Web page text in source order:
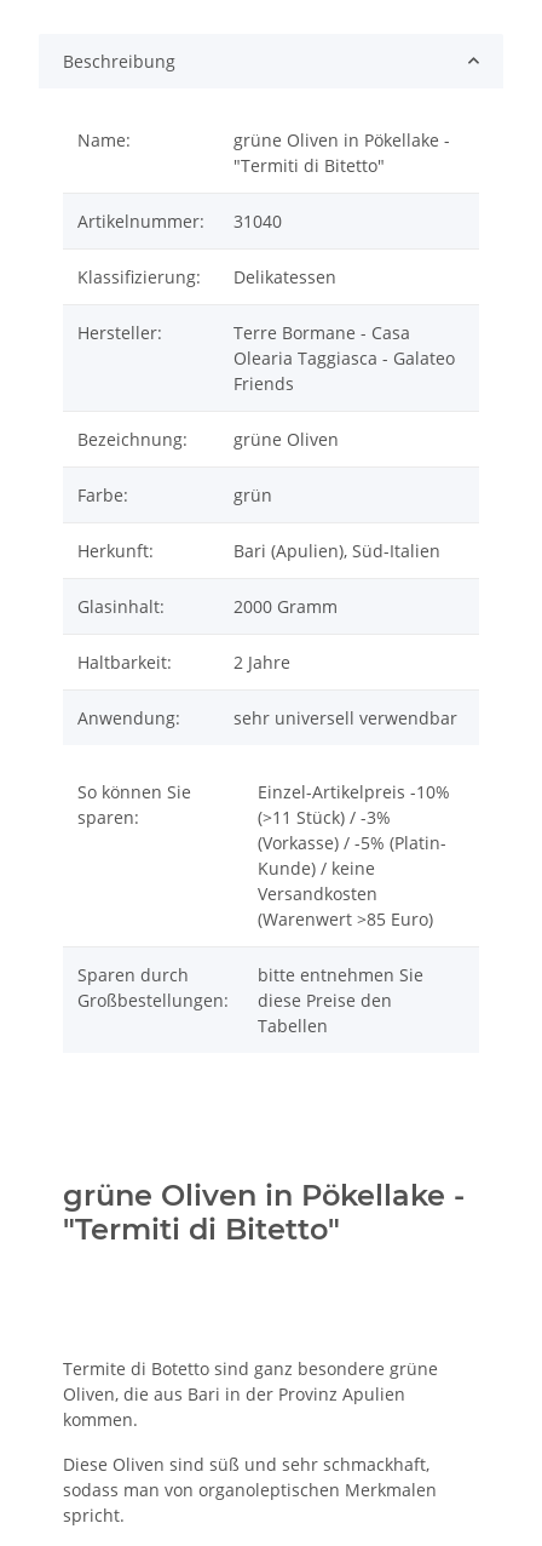
Beschreibung
Name:
grüne Oliven in Pökellake -
"Termiti di Bitetto"
Artikelnummer: 31040
Klassifizierung: Delikatessen
Hersteller:
Terre Bormane - Casa
Olearia Taggiasca - Galateo
Friends
Bezeichnung: grüne Oliven
Farbe: grün
Herkunft: Bari (Apulien), Süd-Italien
Glasinhalt: 2000 Gramm
Haltbarkeit: 2 Jahre
Anwendung: sehr universell verwendbar
So können Sie
sparen:
Einzel-Artikelpreis -10%
(>11 Stück) / -3%
(Vorkasse) / -5% (Platin-
Kunde) / keine
Versandkosten
(Warenwert >85 Euro)
Sparen durch
Großbestellungen:
bitte entnehmen Sie
diese Preise den
Tabellen
grüne Oliven in Pökellake -
"Termiti di Bitetto"
Termite di Botetto sind ganz besondere grüne
Oliven, die aus Bari in der Provinz Apulien
kommen.
Diese Oliven sind süß und sehr schmackhaft,
sodass man von organoleptischen Merkmalen
spricht.